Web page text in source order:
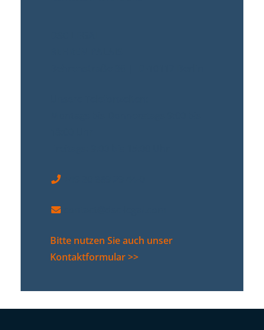
Bitte nutzen Sie auch unser
Kontaktformular >>